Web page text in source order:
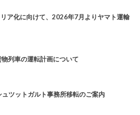
リア化に向けて、2026年7月よりヤマト運輸
列車の運転計画について
ツットガルト事務所移転のご案内